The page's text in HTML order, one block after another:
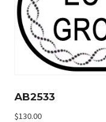
AB2533
$130.00